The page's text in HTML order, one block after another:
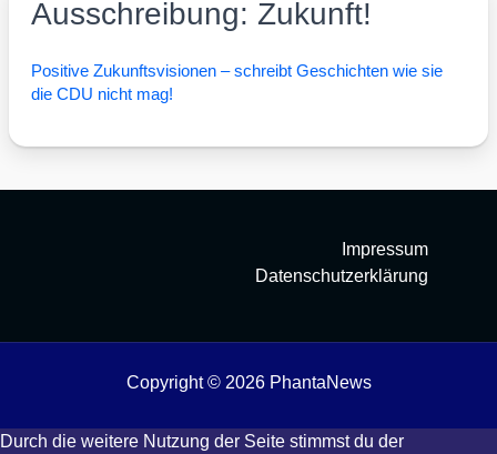
Ausschreibung: Zukunft!
Posi­ti­ve Zukunfts­vi­sio­nen – schreibt Geschich­ten wie sie
die CDU nicht mag!
Impressum
Datenschutzerklärung
Copyright © 2026 PhantaNews
Durch die weitere Nutzung der Seite stimmst du der